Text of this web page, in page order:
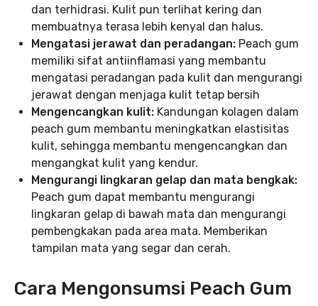
dan terhidrasi. Kulit pun terlihat kering dan
membuatnya terasa lebih kenyal dan halus.
Mengatasi jerawat dan peradangan: Peach gum
memiliki sifat antiinflamasi yang membantu
mengatasi peradangan pada kulit dan mengurangi
jerawat dengan menjaga kulit tetap bersih
Mengencangkan kulit: Kandungan kolagen dalam
peach gum membantu meningkatkan elastisitas
kulit, sehingga membantu mengencangkan dan
mengangkat kulit yang kendur.
Mengurangi lingkaran gelap dan mata bengkak:
Peach gum dapat membantu mengurangi
lingkaran gelap di bawah mata dan mengurangi
pembengkakan pada area mata. Memberikan
tampilan mata yang segar dan cerah.
Cara Mengonsumsi Peach Gum